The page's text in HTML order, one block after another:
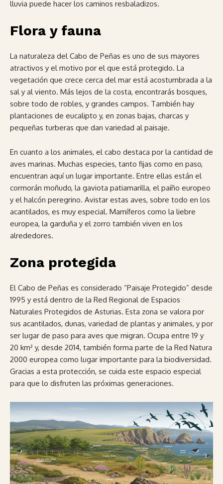
lluvia puede hacer los caminos resbaladizos.
Flora y fauna
La naturaleza del Cabo de Peñas es uno de sus mayores
atractivos y el motivo por el que está protegido. La
vegetación que crece cerca del mar está acostumbrada a la
sal y al viento. Más lejos de la costa, encontrarás bosques,
sobre todo de robles, y grandes campos. También hay
plantaciones de eucalipto y, en zonas bajas, charcas y
pequeñas turberas que dan variedad al paisaje.
En cuanto a los animales, el cabo destaca por la cantidad de
aves marinas. Muchas especies, tanto fijas como en paso,
encuentran aquí un lugar importante. Entre ellas están el
cormorán moñudo, la gaviota patiamarilla, el paíño europeo
y el halcón peregrino. Avistar estas aves, sobre todo en los
acantilados, es muy especial. Mamíferos como la liebre
europea, la garduña y el zorro también viven en los
alrededores.
Zona protegida
El Cabo de Peñas es considerado “Paisaje Protegido” desde
1995 y está dentro de la Red Regional de Espacios
Naturales Protegidos de Asturias. Esta zona se valora por
sus acantilados, dunas, variedad de plantas y animales, y por
ser lugar de paso para aves que migran. Ocupa entre 19 y
20 km² y, desde 2014, también forma parte de la Red Natura
2000 europea como lugar importante para la biodiversidad.
Gracias a esta protección, se cuida este espacio especial
para que lo disfruten las próximas generaciones.